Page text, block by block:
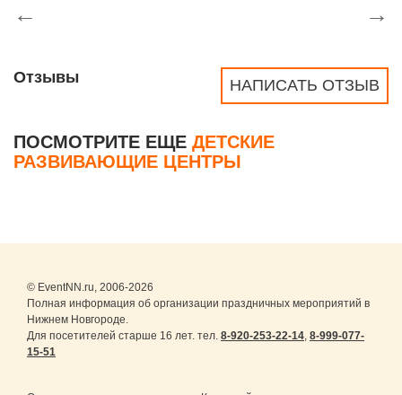
← →
НАПИСАТЬ ОТЗЫВ
Отзывы
ПОСМОТРИТЕ ЕЩЕ ДЕТСКИЕ
РАЗВИВАЮЩИЕ ЦЕНТРЫ
© EventNN.ru, 2006-2026
Полная информация об организации праздничных мероприятий в
Нижнем Новгороде.
Для посетителей старше 16 лет. тел. 8-920-253-22-14, 8-999-077-
15-51